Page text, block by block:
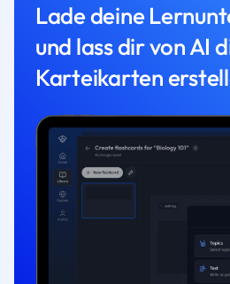
Lade deine
und lass dir von AI
Karteikarten